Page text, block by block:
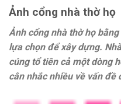
Ảnh cổng nhà thờ họ
Ảnh cổng nhà thờ họ
lựa chọn để xây dựng.
cúng tổ tiên cả một dòng
cân nhắc nhiều về vấn đề